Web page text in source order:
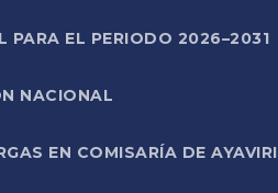
PARA EL PERIODO 2026–2031
NACIONAL
EN COMISARÍA DE AYAVIRI